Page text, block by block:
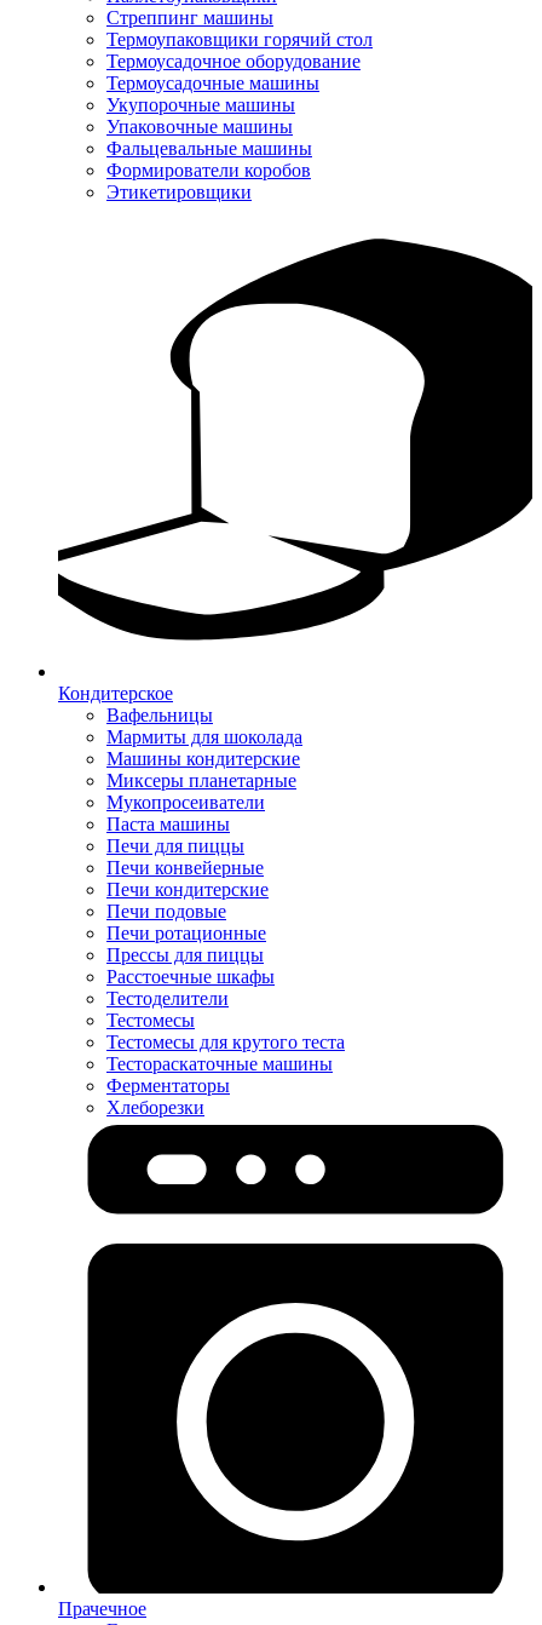
Стреппинг машины
Термоупаковщики горячий стол
Термоусадочное оборудование
Термоусадочные машины
Укупорочные машины
Упаковочные машины
Фальцевальные машины
Формирователи коробов
Этикетировщики
Кондитерское
Вафельницы
Мармиты для шоколада
Машины кондитерские
Миксеры планетарные
Мукопросеиватели
Паста машины
Печи для пиццы
Печи конвейерные
Печи кондитерские
Печи подовые
Печи ротационные
Прессы для пиццы
Расстоечные шкафы
Тестоделители
Тестомесы
Тестомесы для крутого теста
Тестораскаточные машины
Ферментаторы
Хлеборезки
Прачечное